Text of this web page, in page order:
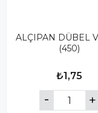
ALÇIPAN DÜBEL
(450)
₺1,75